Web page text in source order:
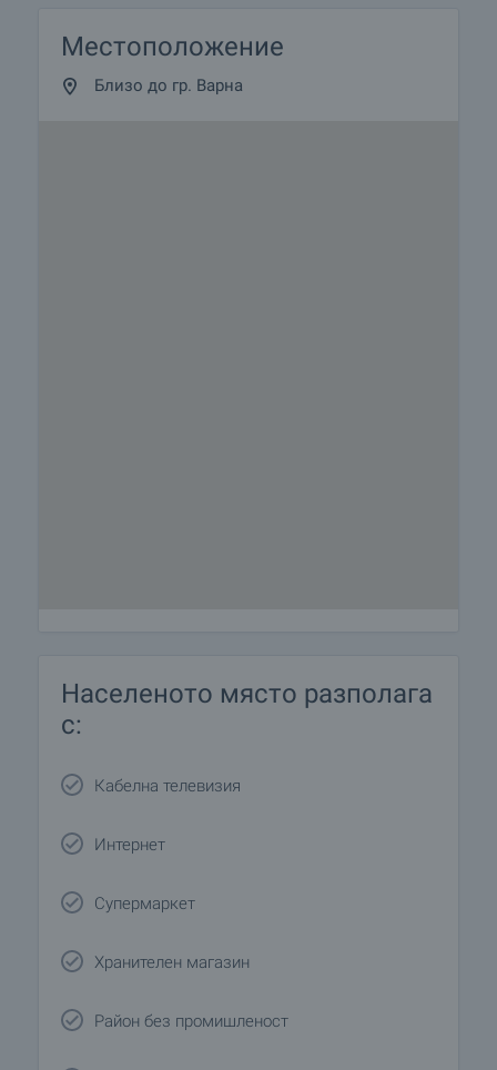
Местоположение
Близо до гр. Варна
Населеното място разполага
с:
Кабелна телевизия
Интернет
Супермаркет
Хранителен магазин
Район без промишленост